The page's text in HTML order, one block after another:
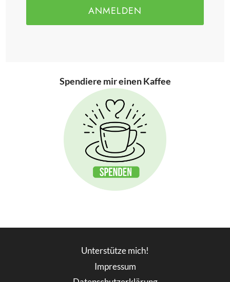
ANMELDEN
Spendiere mir einen Kaffee
Unterstütze mich!
Impressum